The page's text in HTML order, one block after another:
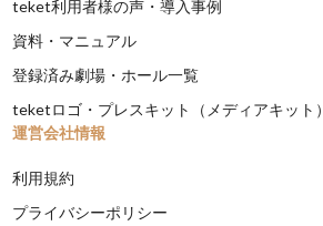
teket利用者様の声・導入事例
資料・マニュアル
登録済み劇場・ホール一覧
teketロゴ・プレスキット（メディアキット）
運営会社情報
利用規約
プライバシーポリシー